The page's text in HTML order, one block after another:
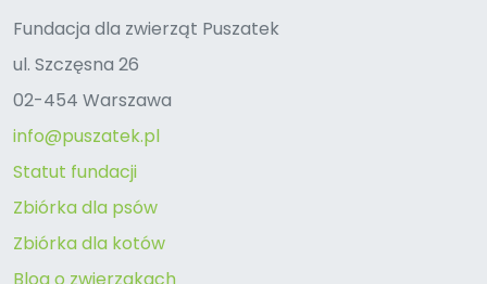
Fundacja dla zwierząt Puszatek
ul. Szczęsna 26
02-454 Warszawa
info@puszatek.pl
Statut fundacji
Zbiórka dla psów
Zbiórka dla kotów
Blog o zwierzakach